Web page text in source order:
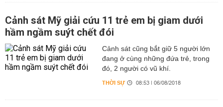
Cảnh sát Mỹ giải cứu 11 trẻ em bị giam dưới
hầm ngầm suýt chết đói
Cảnh sát cũng bắt giữ 5 người lớn
đang ở cùng những đứa trẻ, trong
đó, 2 người có vũ khí.
THỜI SỰ 08:53 | 06/08/2018